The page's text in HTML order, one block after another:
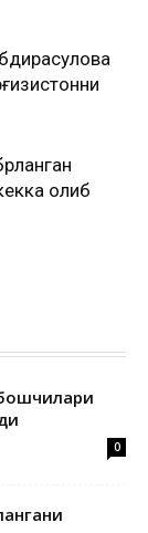
олиб
0